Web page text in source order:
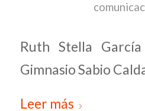
Ruth Stella
Gimnasio Sabio
Leer más